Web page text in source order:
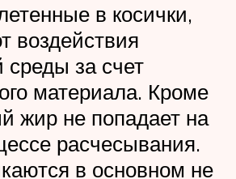
в косички,
воздействия
за счет
материала. Кроме
жир не попадает на
расчесывания.
в основном не